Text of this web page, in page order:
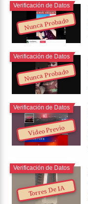
Nunca Probado
Verificación de Datos
Nunca Probado
Verificación de Datos
Video Previo
Verificación de Datos
Torres De IA
Verificación de Datos